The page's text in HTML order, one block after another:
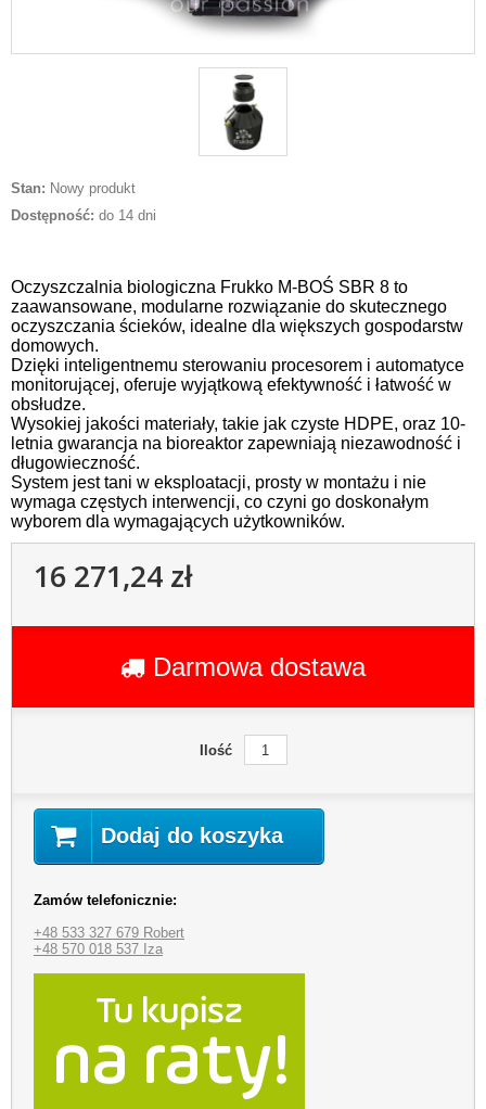
Stan: Nowy produkt
Dostępność: do 14 dni
Oczyszczalnia biologiczna Frukko M-BOŚ SBR 8 to
zaawansowane, modularne rozwiązanie do skutecznego
oczyszczania ścieków, idealne dla większych gospodarstw
domowych.
Dzięki inteligentnemu sterowaniu procesorem i automatyce
monitorującej, oferuje wyjątkową efektywność i łatwość w
obsłudze.
Wysokiej jakości materiały, takie jak czyste HDPE, oraz 10-
letnia gwarancja na bioreaktor zapewniają niezawodność i
długowieczność.
System jest tani w eksploatacji, prosty w montażu i nie
wymaga częstych interwencji, co czyni go doskonałym
wyborem dla wymagających użytkowników.
16 271,24 zł
Darmowa dostawa
Ilość
Dodaj do koszyka
Zamów telefonicznie:
+48 533 327 679 Robert
+48 570 018 537 Iza